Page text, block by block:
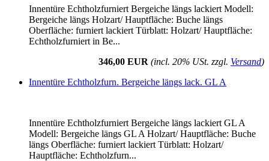
Innentüre Echtholzfurniert Bergeiche längs lackiert Modell:
Bergeiche längs Holzart/ Hauptfläche: Buche längs
Oberfläche: furniert lackiert Türblatt: Holzart/ Hauptfläche:
Echtholzfurniert in Be...
346,00 EUR (incl. 20% USt. zzgl. Versand)
Innentüre Echtholzfurn. Bergeiche längs lack. GL A
Innentüre Echtholzfurniert Bergeiche längs lackiert GL A
Modell: Bergeiche längs GL A Holzart/ Hauptfläche: Buche
längs Oberfläche: furniert lackiert Türblatt: Holzart/
Hauptfläche: Echtholzfurn...